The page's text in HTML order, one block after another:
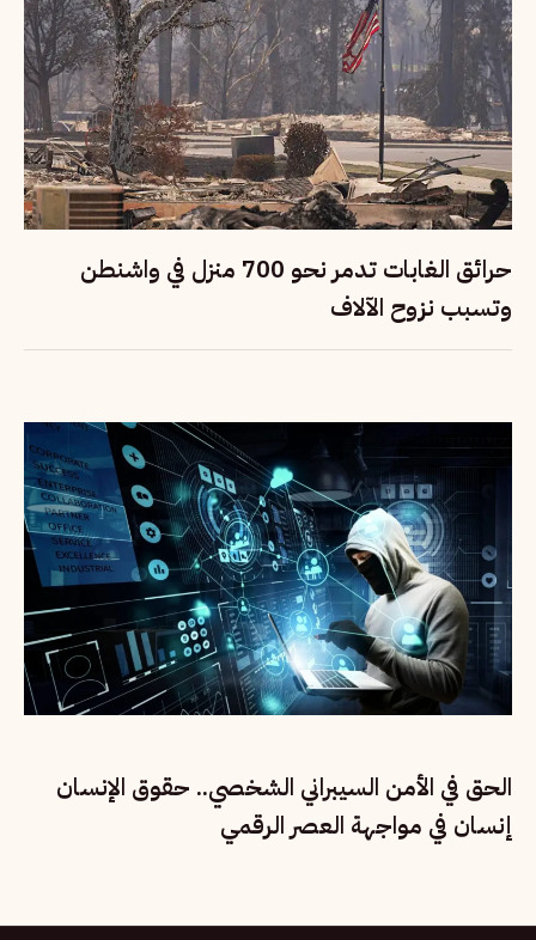
حرائق الغابات تدمر نحو 700 منزل في واشنطن
وتسبب نزوح الآلاف
الحق في الأمن السيبراني الشخصي.. حقوق الإنسان
إنسان في مواجهة العصر الرقمي